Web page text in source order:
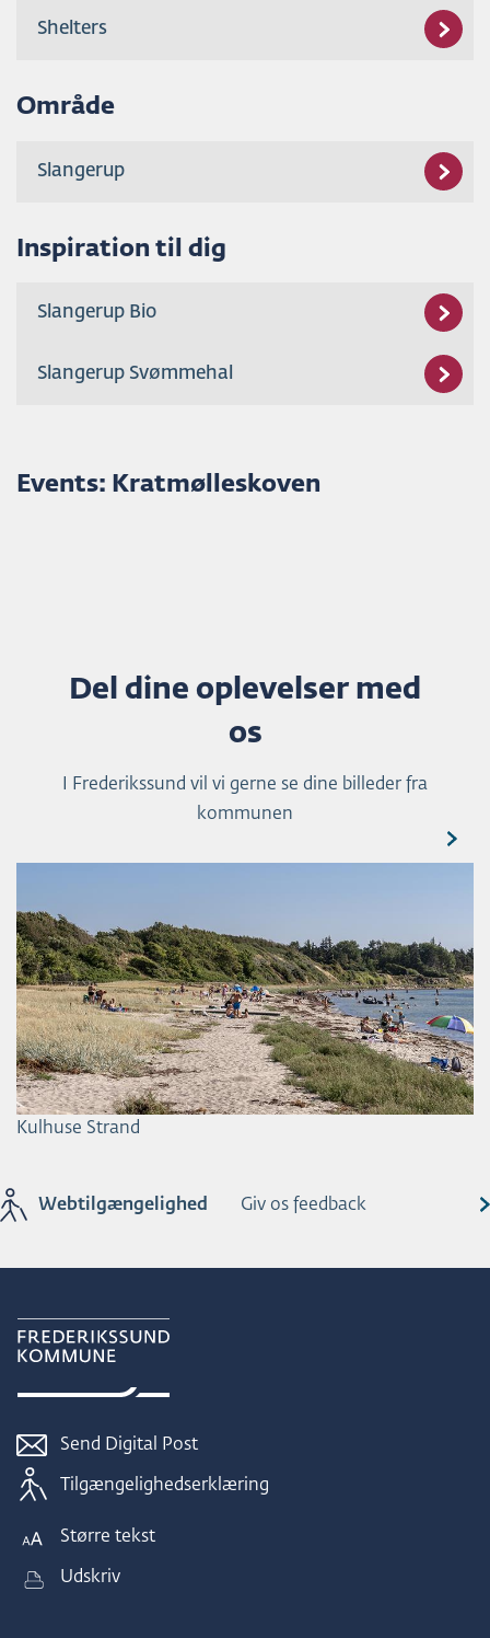
Shelters
Område
Slangerup
Inspiration til dig
Slangerup Bio
Slangerup Svømmehal
Events: Kratmølleskoven
Del dine oplevelser med
os
I Frederikssund vil vi gerne se dine billeder fra
kommunen
Kulhuse Strand
Webtilgængelighed Giv os feedback
Send Digital Post
Tilgængelighedserklæring
Større tekst
Udskriv